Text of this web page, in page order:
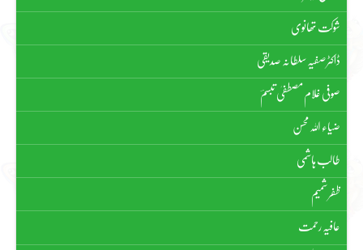
شوکت تھانوی
ڈاکٹر صفیہ سلطانہ صدیقی
صوفی غلام مصطفیٰ تبسمؔ
ضیاء اللہ محسن
طالب ہاشمی
ظفر شمیم
عافیہ رحمت